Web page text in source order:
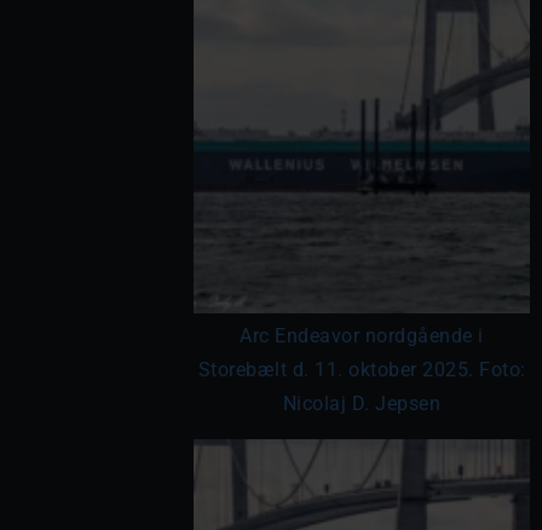
Arc Endeavor nordgående i
Storebælt d. 11. oktober 2025. Foto:
Nicolaj D. Jepsen